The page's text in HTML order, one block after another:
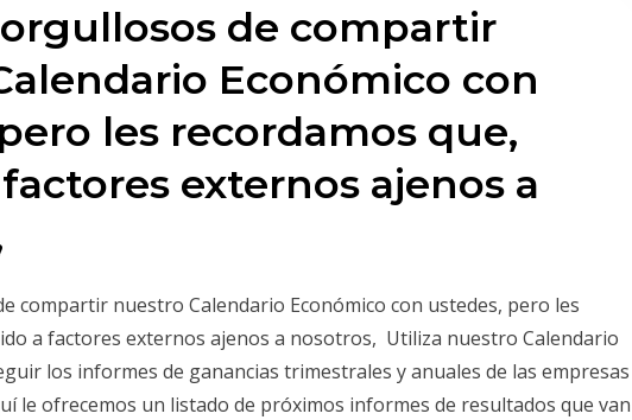
de compartir
Económico con
les recordamos que,
externos ajenos a
compartir nuestro Calendario Económico con ustedes, pero les
a factores externos ajenos a nosotros, Utiliza nuestro Calendario
los informes de ganancias trimestrales y anuales de las empresas
le ofrecemos un listado de próximos informes de resultados que van